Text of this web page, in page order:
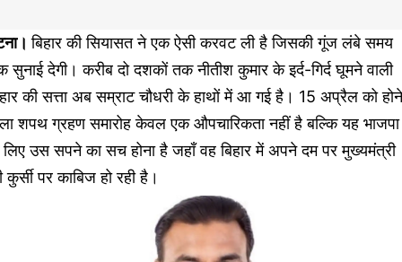
बिहार की सियासत ने एक ऐसी करवट ली है जिसकी गूंज लंबे समय
सुनाई देगी। करीब दो दशकों तक नीतीश कुमार के इर्द-गिर्द घूमने वाली
की सत्ता अब सम्राट चौधरी के हाथों में आ गई है। 15 अप्रैल को होने
शपथ ग्रहण समारोह केवल एक औपचारिकता नहीं है बल्कि यह भाजपा
उस सपने का सच होना है जहाँ वह बिहार में अपने दम पर मुख्यमंत्री
कुर्सी पर काबिज हो रही है।